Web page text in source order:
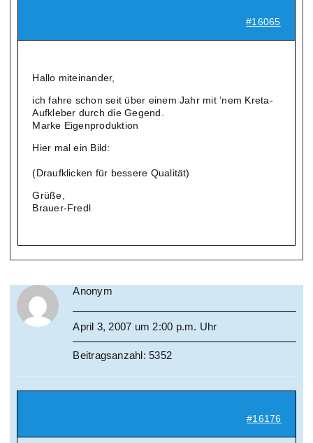
#16065
Hallo miteinander,
ich fahre schon seit über einem Jahr mit ’nem Kreta-
Aufkleber durch die Gegend.
Marke Eigenproduktion
Hier mal ein Bild:
(Draufklicken für bessere Qualität)
Grüße,
Brauer-Fredl
Anonym
April 3, 2007 um 2:00 p.m. Uhr
Beitragsanzahl: 5352
#16176